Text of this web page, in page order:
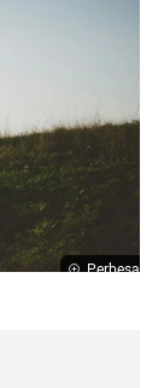
Perbesar